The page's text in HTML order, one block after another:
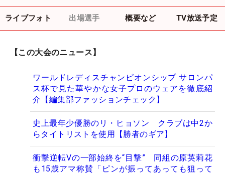
ライブフォト 出場選手 概要など TV放送予定
【この大会のニュース】
ワールドレディスチャンピオンシップ サロンパ
ス杯で見た華やかな女子プロのウェアを徹底紹
介【編集部ファッションチェック】
史上最年少優勝のリ・ヒョソン クラブは中2か
らタイトリストを使用【勝者のギア】
衝撃逆転Vの一部始終を“目撃” 同組の原英莉花
も15歳アマ称賛「ピンが振ってあっても狙って